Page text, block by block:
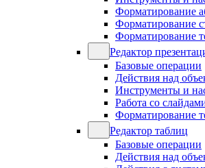
Форматирование
Форматирование
Форматирование
Редактор
Базовые операции
Действия над
Инструменты и
Работа со
Форматирование
Редактор таблиц
Базовые операции
Действия над